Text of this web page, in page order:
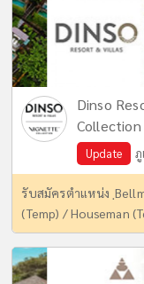
Dinso
Collection
Update ภู
รับสมัครตำแหน่ง
(Temp) / Houseman